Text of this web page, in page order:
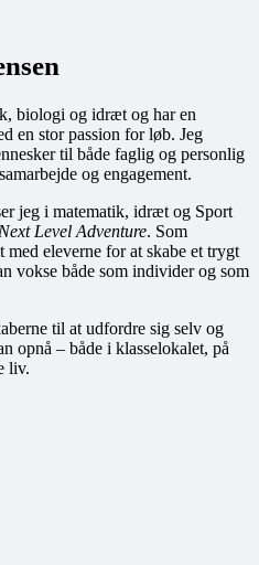
biologi og idræt og har en
en stor passion for løb. Jeg
til både faglig og personlig
og engagement.
jeg i matematik, idræt og Sport
Next Level Adventure. Som
eleverne for at skabe et trygt
vokse både som individer og som
til at udfordre sig selv og
opnå – både i klasselokalet, på
liv.